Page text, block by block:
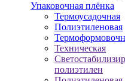
Упаковочная плёнка
Термоусадочная
Полиэтиленовая
Техническая
полиэтилен